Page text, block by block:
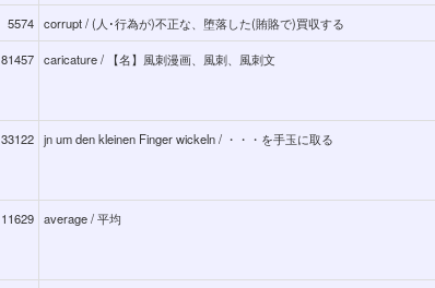
5574 corrupt / (人･行為が)不正な、堕落した(賄賂で)買収する
81457 caricature / 【名】風刺漫画、風刺、風刺文
33122 jn um den kleinen Finger wickeln / ・・・を手玉に取る
11629 average / 平均